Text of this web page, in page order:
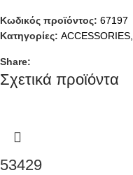
Κωδικός προϊόντος: 67197
Κατηγορίες: ACCESSORIES,
Share:
Σχετικά προϊόντα
53429